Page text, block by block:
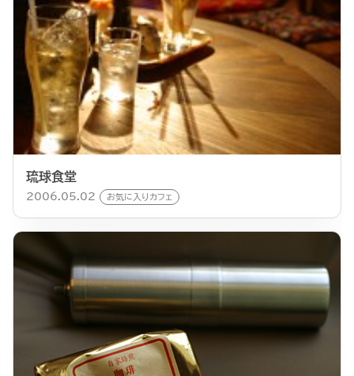
琉球食堂
2006.05.02 お気に入りカフェ